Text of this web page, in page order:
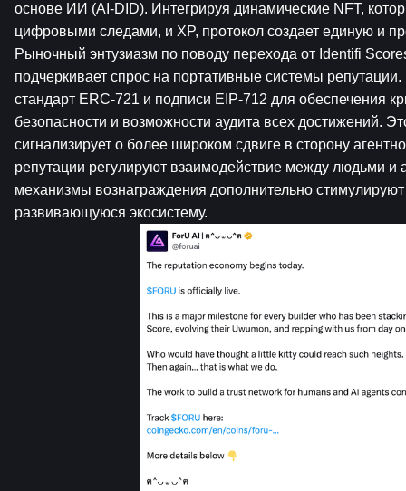
основе ИИ (AI-DID). Интегрируя динамические NFT,
цифровыми следами, и XP, протокол создает единую и
Рыночный энтузиазм по поводу перехода от Identifi
подчеркивает спрос на портативные системы репутации.
стандарт ERC-721 и подписи EIP-712 для обеспечения
безопасности и возможности аудита всех достижений.
сигнализирует о более широком сдвиге в сторону
репутации регулируют взаимодействие между людьми и
механизмы вознаграждения дополнительно
развивающуюся экосистему.